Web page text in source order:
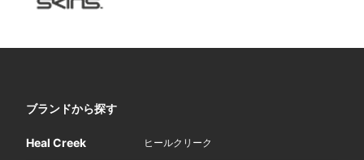
ブランドから探す
Heal Creek ヒールクリーク